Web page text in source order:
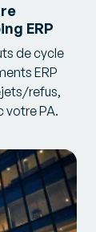
ERP
de cycle
ERP
refus,
votre PA.